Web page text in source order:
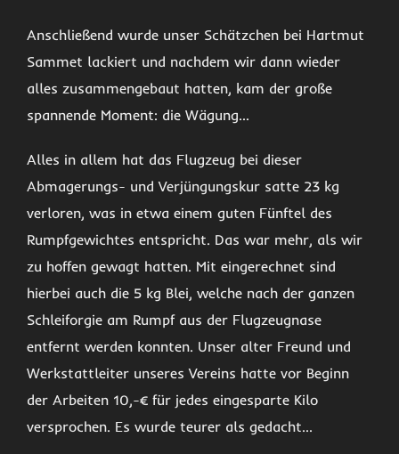
Anschließend wurde unser Schätzchen bei Hartmut
Sammet lackiert und nachdem wir dann wieder
alles zusammengebaut hatten, kam der große
spannende Moment: die Wägung…
Alles in allem hat das Flugzeug bei dieser
Abmagerungs- und Verjüngungskur satte 23 kg
verloren, was in etwa einem guten Fünftel des
Rumpfgewichtes entspricht. Das war mehr, als wir
zu hoffen gewagt hatten. Mit eingerechnet sind
hierbei auch die 5 kg Blei, welche nach der ganzen
Schleiforgie am Rumpf aus der Flugzeugnase
entfernt werden konnten. Unser alter Freund und
Werkstattleiter unseres Vereins hatte vor Beginn
der Arbeiten 10,-€ für jedes eingesparte Kilo
versprochen. Es wurde teurer als gedacht…